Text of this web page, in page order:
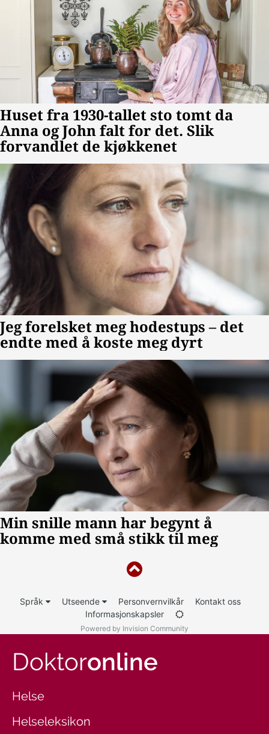
Språk Utseende Personvernvilkår
Kontakt oss
Informasjonskapsler
Powered by Invision Community
Doktoronline
Helse
Helseleksikon